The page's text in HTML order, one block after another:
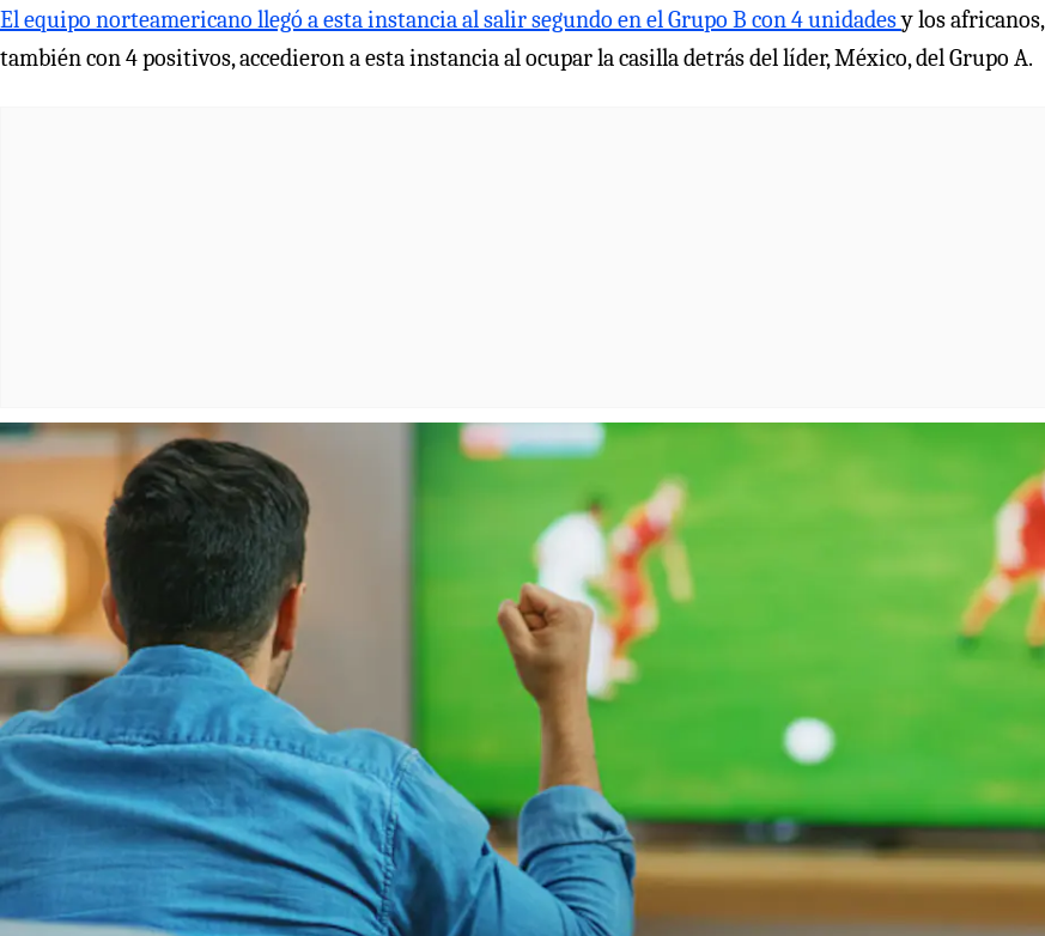
El equipo norteamericano llegó a esta instancia al salir segundo en el Grupo B con 4 unidadesy los africanos,
también con 4 positivos, accedieron a esta instancia al ocupar la casilla detrás del líder, México, del Grupo A.